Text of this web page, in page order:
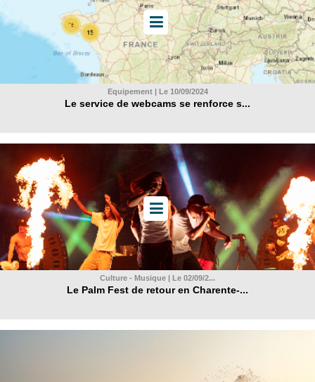
Equipement | Le 10/09/2024
Le service de webcams se renforce s...
Culture - Musique | Le 02/09/2...
Le Palm Fest de retour en Charente-...